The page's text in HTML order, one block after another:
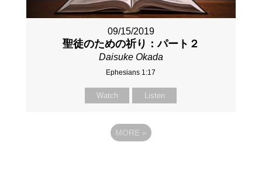
09/15/2019
聖徒のための祈り：パート２
Daisuke Okada
Ephesians 1:17
Watch Listen
MORE »